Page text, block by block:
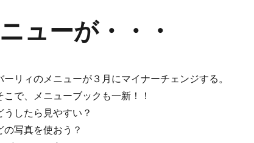
ューが・・・
ーリィのメニューが３月にマイナーチェンジする。
こで、メニューブックも一新！！
うしたら見やすい？
の写真を使おう？